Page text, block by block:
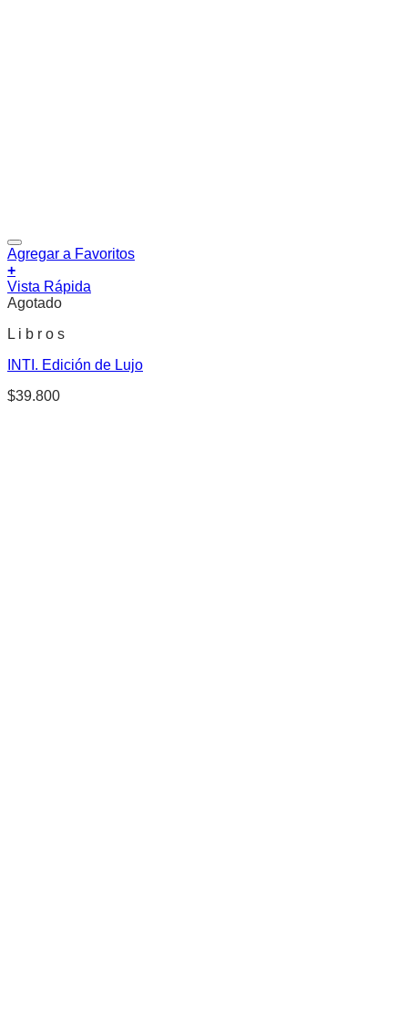
Agregar a Favoritos
+
Vista Rápida
Agotado
L i b r o s
INTI. Edición de Lujo
$39.800